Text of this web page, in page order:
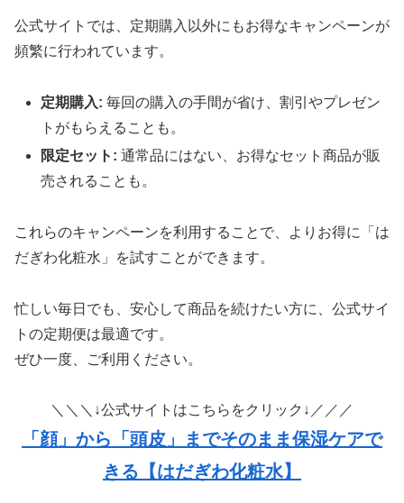
公式サイトでは、定期購入以外にもお得なキャンペーンが
頻繁に行われています。
定期購入: 毎回の購入の手間が省け、割引やプレゼン
トがもらえることも。
限定セット: 通常品にはない、お得なセット商品が販
売されることも。
これらのキャンペーンを利用することで、よりお得に「は
だぎわ化粧水」を試すことができます。
忙しい毎日でも、安心して商品を続けたい方に、公式サイ
トの定期便は最適です。
ぜひ一度、ご利用ください。
＼＼＼↓公式サイトはこちらをクリック↓／／／
「顔」から「頭皮」までそのまま保湿ケアで
きる【はだぎわ化粧水】